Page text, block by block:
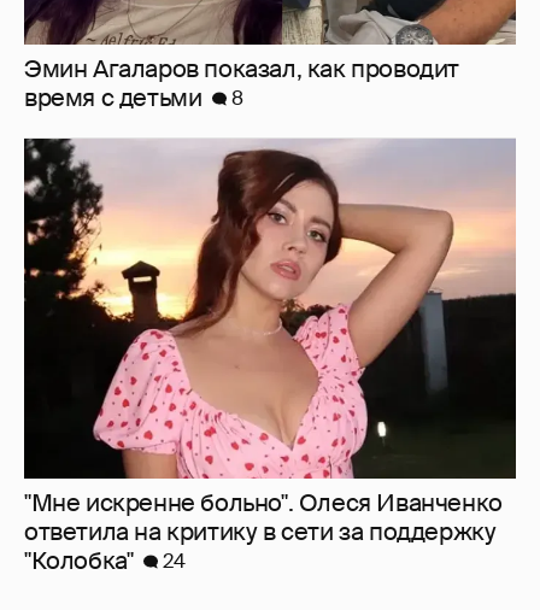
Эмин Агаларов показал, как проводит
время с детьми
8
"Мне искренне больно". Олеся Иванченко
ответила на критику в сети за поддержку
"Колобка"
24